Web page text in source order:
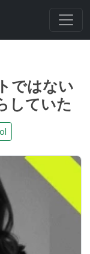
ではない
していた